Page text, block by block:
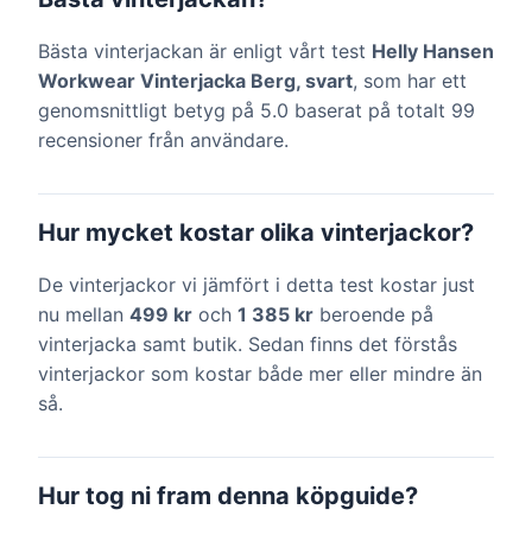
Bästa vinterjackan är enligt vårt test Helly Hansen
Workwear Vinterjacka Berg, svart, som har ett
genomsnittligt betyg på 5.0 baserat på totalt 99
recensioner från användare.
Hur mycket kostar olika vinterjackor?
De vinterjackor vi jämfört i detta test kostar just
nu mellan 499 kr och 1 385 kr beroende på
vinterjacka samt butik. Sedan finns det förstås
vinterjackor som kostar både mer eller mindre än
så.
Hur tog ni fram denna köpguide?